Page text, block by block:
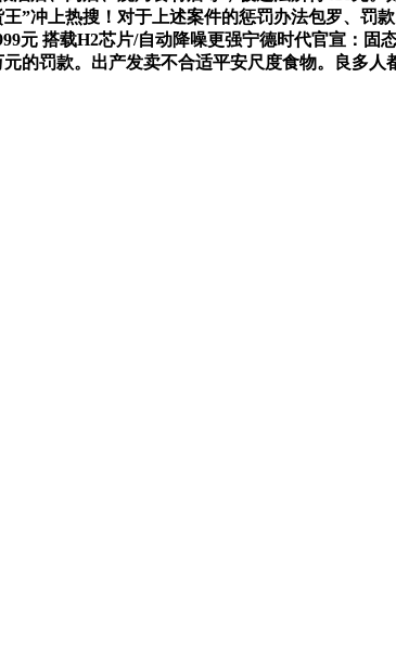
冲上热搜！对于上述案件的惩罚办法包罗、罚
元 搭载H2芯片/自动降噪更强宁德时代官宣：固
的罚款。出产发卖不合适平安尺度食物。良多人